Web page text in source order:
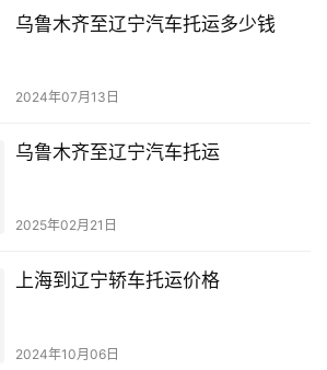
乌鲁木齐至辽宁汽车托运多少钱
2024年07月13日
乌鲁木齐至辽宁汽车托运
2025年02月21日
上海到辽宁轿车托运价格
2024年10月06日